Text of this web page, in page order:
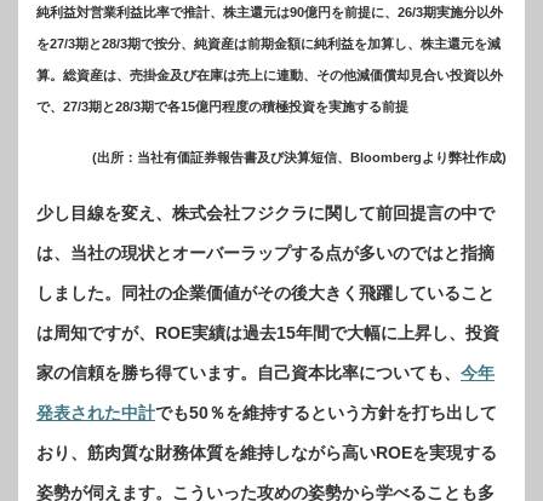
純利益対営業利益比率で推計、 株主還元は90億円を前提に、26/3期実施分以外
を27/3期と28/3期で按分、純資産は前期金額に純利益を加算し、株主還元を減
算。 総資産は、売掛金及び在庫は売上に連動、その他減価償却見合い投資以外
で、27/3期と28/3期で各15億円程度の積極投資を実施する前提
(出所：当社有価証券報告書及び決算短信、Bloombergより弊社作成)
少し目線を変え、株式会社フジクラに関して前回提言の中で
は、当社の現状とオーバーラップする点が多いのではと指摘
しました。同社の企業価値がその後大きく飛躍していること
は周知ですが、ROE実績は過去15年間で大幅に上昇し、投資
家の信頼を勝ち得ています。自己資本比率についても、 今年
発表された中計でも50％を維持するという方針を打ち出して
おり、筋肉質な財務体質を維持しながら高いROEを実現する
姿勢が伺えます。こういった攻めの姿勢から学べることも多